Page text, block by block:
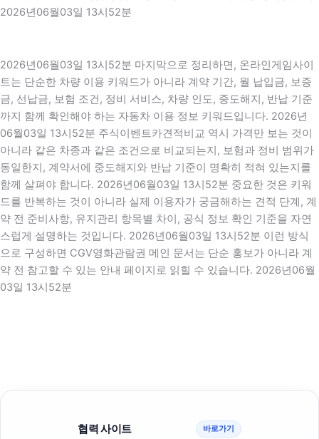
2026년06월03일 13시52분
2026년06월03일 13시52분 마지막으로 정리하면, 온라인게임사이
트는 단순한 차량 이용 키워드가 아니라 계약 기간, 월 납입금, 보증
금, 선납금, 보험 조건, 정비 서비스, 차량 인도, 중도해지, 반납 기준
까지 함께 확인해야 하는 자동차 이용 정보 키워드입니다. 2026년
06월03일 13시52분 주식이벤트카견적비교 역시 가격만 보는 것이
아니라 같은 차종과 같은 조건으로 비교되는지, 보험과 정비 범위가
동일한지, 계약서에 중도해지와 반납 기준이 명확히 적혀 있는지를
함께 살펴야 합니다. 2026년06월03일 13시52분 중요한 것은 키워
드를 반복하는 것이 아니라 실제 이용자가 궁금해하는 견적 단계, 계
약 전 준비사항, 유지관리 항목별 차이, 공식 정보 확인 기준을 자연
스럽게 설명하는 것입니다. 2026년06월03일 13시52분 이런 방식
으로 구성하면 CGV영화관람권 메인 문서는 단순 홍보가 아니라 계
약 전 참고할 수 있는 안내 페이지로 읽힐 수 있습니다. 2026년06월
03일 13시52분
협력 사이트 바로가기